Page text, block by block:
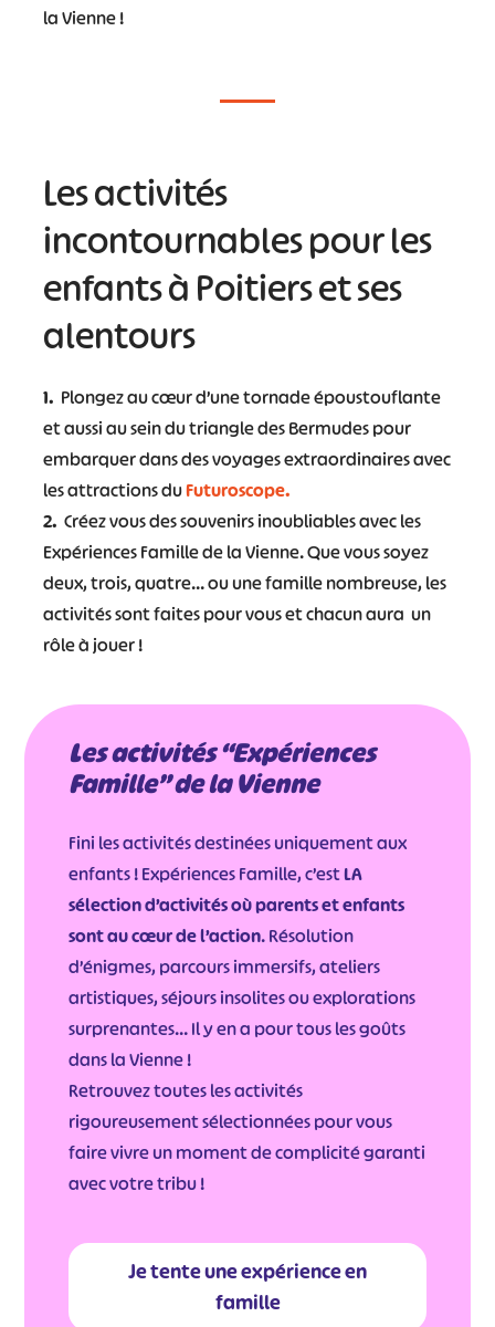
la Vienne !
Les activités
incontournables pour les
enfants à Poitiers et ses
alentours
1. Plongez au cœur d’une tornade époustouflante
et aussi au sein du triangle des Bermudes pour
embarquer dans des voyages extraordinaires avec
les attractions duFuturoscope.
2. Créez vous des souvenirs inoubliables avec les
Expériences Famille de la Vienne. Que vous soyez
deux, trois, quatre… ou une famille nombreuse, les
activités sont faites pour vous et chacun aura un
rôle à jouer !
Les activités “Expériences
Famille” de la Vienne
Fini les activités destinées uniquement aux
enfants ! Expériences Famille, c’estLA
sélection d’activités où parents et enfants
sont au cœur de l’action. Résolution
d’énigmes, parcours immersifs, ateliers
artistiques, séjours insolites ou explorations
surprenantes… Il y en a pour tous les goûts
dans la Vienne !
Retrouvez toutes les activités
rigoureusement sélectionnées pour vous
faire vivre un moment de complicité garanti
avec votre tribu !
Je tente une expérience en
famille